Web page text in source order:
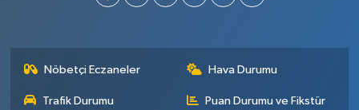
Nöbetçi Eczaneler Hava Durumu
Trafik Durumu Puan Durumu ve Fikstür